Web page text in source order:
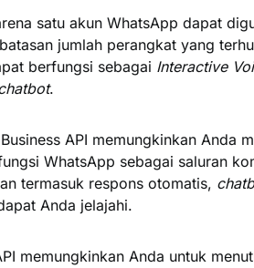
satu akun WhatsApp dapat
jumlah perangkat yang
berfungsi sebagai Interactive
.
API memungkinkan Anda
WhatsApp sebagai saluran
termasuk respons otomatis,
Anda jelajahi.
memungkinkan Anda untuk